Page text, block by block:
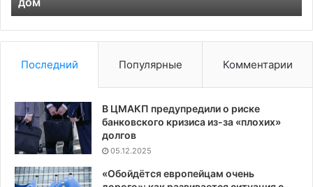
Последний Популярные Комментарии
В ЦМАКП предупредили о риске
банковского кризиса из-за «плохих»
долгов
05.12.2025
«Обойдётся европейцам очень